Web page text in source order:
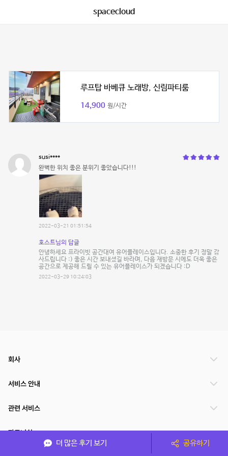
spacecloud
루프탑 바베큐 노래방, 신림파티룸
14,900 원/시간
susi****
완벽한 위치 좋은 분위기 좋았습니다!!!
2022-03-21 01:51:54
호스트님의 답글
안녕하세요 프라이빗 공간대여 유어플레이스입니다. 소중한 후기 정말 감
사드립니다 :) 좋은 시간 보내셨길 바라며, 다음 재방문 시에도 더욱 좋은
공간으로 제공해 드릴 수 있는 유어플레이스가 되겠습니다 :D
2022-03-29 10:24:03
더 많은 후기 보기 공유하기
회사
서비스 안내
관련 서비스
파트너쉽